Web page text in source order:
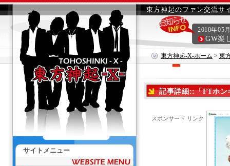
東方神起のファン交流サ
東方神起-X-ホーム > 東
2010年05
GW楽
記事詳細::「FTホン
スポンサード リンク
サイトメニュー